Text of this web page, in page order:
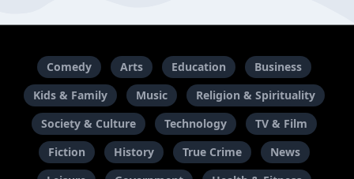
Comedy Arts Education
Business
Kids & Family
Music
Religion & Spirituality
Society & Culture
Technology
TV & Film
Fiction
History True Crime
News